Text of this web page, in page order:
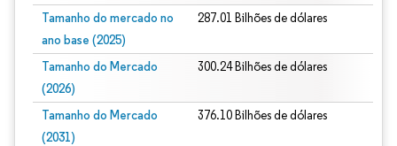
Tamanho do mercado no
ano base (2025)
287.01 Bilhões de dólares
Tamanho do Mercado
(2026)
300.24 Bilhões de dólares
Tamanho do Mercado
(2031)
376.10 Bilhões de dólares